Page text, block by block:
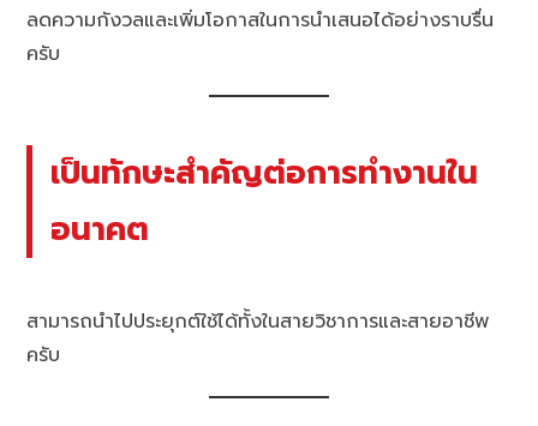
ลดความกังวลและเพิ่มโอกาสในการนำเสนอได้อย่างราบรื่น
ครับ
เป็นทักษะสำคัญต่อการทำงานใน
อนาคต
สามารถนำไปประยุกต์ใช้ได้ทั้งในสายวิชาการและสายอาชีพ
ครับ